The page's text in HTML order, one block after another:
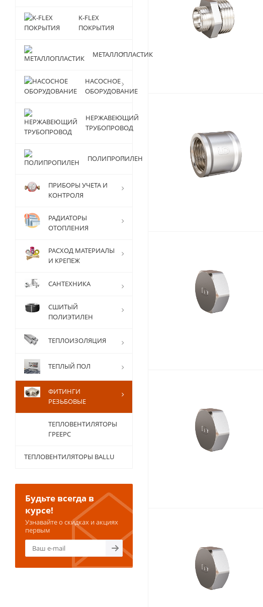
K-FLEX
ПОКРЫТИЯ
МЕТАЛЛОПЛАСТИК
НАСОСНОЕ
ОБОРУДОВАНИЕ
НЕРЖАВЕЮЩИЙ
ТРУБОПРОВОД
ПОЛИПРОПИЛЕН
ПРИБОРЫ УЧЕТА И
КОНТРОЛЯ
РАДИАТОРЫ
ОТОПЛЕНИЯ
РАСХОД МАТЕРИАЛЫ
И КРЕПЕЖ
САНТЕХНИКА
СШИТЫЙ
ПОЛИЭТИЛЕН
ТЕПЛОИЗОЛЯЦИЯ
ТЕПЛЫЙ ПОЛ
ФИТИНГИ
РЕЗЬБОВЫЕ
ТЕПЛОВЕНТИЛЯТОРЫ
ГРЕЕРС
ТЕПЛОВЕНТИЛЯТОРЫ BALLU
Будьте всегда в
курсе!
Узнавайте о скидках и акциях
первым